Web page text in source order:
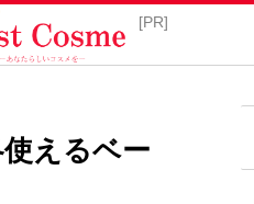
えるベー